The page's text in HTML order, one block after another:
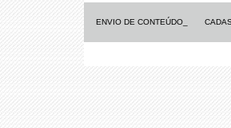
ENVIO DE CONTEÚDO_